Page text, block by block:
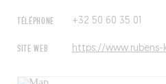
TÉLÉPHONE +32 50 60 35 01
SITE WEB https://www.rubens-